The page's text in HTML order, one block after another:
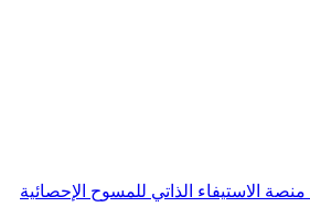
منصة الاستيفاء الذاتي للمسوح الإحصائية